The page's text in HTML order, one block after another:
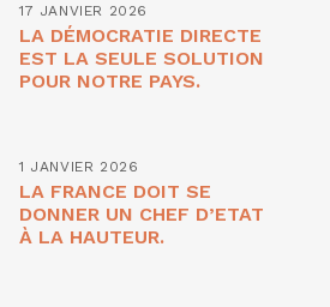
17 JANVIER 2026
LA DÉMOCRATIE DIRECTE
EST LA SEULE SOLUTION
POUR NOTRE PAYS.
1 JANVIER 2026
LA FRANCE DOIT SE
DONNER UN CHEF D’ETAT
À LA HAUTEUR.